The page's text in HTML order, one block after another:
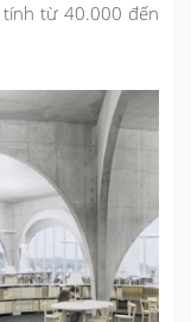
từ 40.000 đến